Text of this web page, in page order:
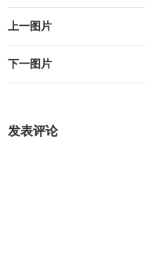
上一图片
下一图片
发表评论